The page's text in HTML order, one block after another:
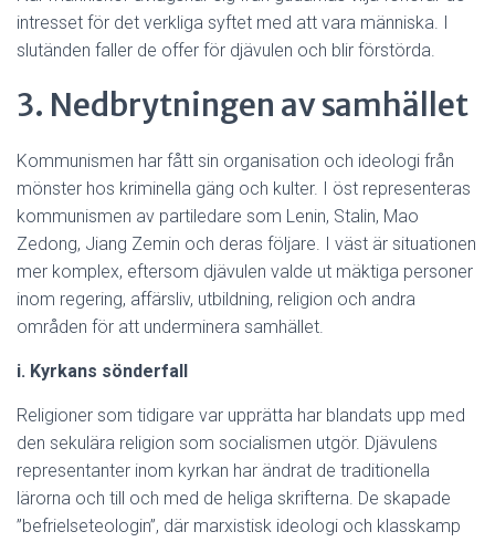
intresset för det verkliga syftet med att vara människa. I
slutänden faller de offer för djävulen och blir förstörda.
3. Nedbrytningen av samhället
Kommunismen har fått sin organisation och ideologi från
mönster hos kriminella gäng och kulter. I öst representeras
kommunismen av partiledare som Lenin, Stalin, Mao
Zedong, Jiang Zemin och deras följare. I väst är situationen
mer komplex, eftersom djävulen valde ut mäktiga personer
inom regering, affärsliv, utbildning, religion och andra
områden för att underminera samhället.
i. Kyrkans sönderfall
Religioner som tidigare var upprätta har blandats upp med
den sekulära religion som socialismen utgör. Djävulens
representanter inom kyrkan har ändrat de traditionella
lärorna och till och med de heliga skrifterna. De skapade
”befrielseteologin”, där marxistisk ideologi och klasskamp